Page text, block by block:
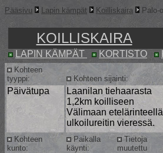
Pääsivu Lapin kämpät Koilliskaira Palo-
KOILLISKAIRA
LAPIN KÄMPÄT KORTISTO
Kohteen
tyyppi:
Kohteen sijainti:
Päivätupa
Laanilan tiehaarasta
1,2km koilliseen
Välimaan
ulkoilureitin vieressä.
Kohteen
kunto:
Paikalla
käynti:
Tietoja
muutettu